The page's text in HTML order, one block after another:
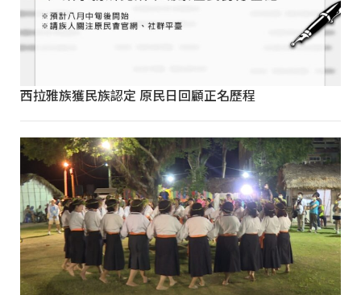
西拉雅族獲民族認定 原民日回顧正名歷程